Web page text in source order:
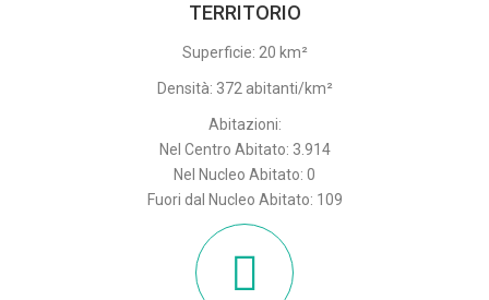
TERRITORIO
Superficie: 20 km²
Densità: 372 abitanti/km²
Abitazioni:
Nel Centro Abitato: 3.914
Nel Nucleo Abitato: 0
Fuori dal Nucleo Abitato: 109